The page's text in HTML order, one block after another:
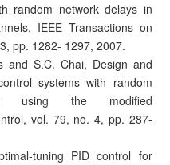
random network delays in
IEEE Transactions on
pp. 1282- 1297, 2007.
S.C. Chai, Design and
systems with random
using the modified
vol. 79, no. 4, pp. 287-
tuning PID control for